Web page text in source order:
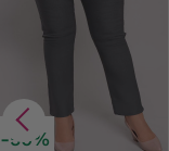
-50%